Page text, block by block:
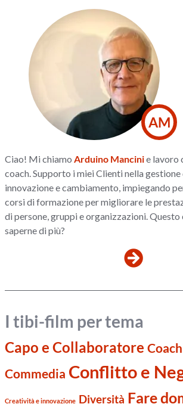
AM
Ciao! Mi chiamo Arduino Mancinie lavoro
coach. Supporto i miei Clienti nella
innovazione e cambiamento, impiegando
corsi di formazione per migliorare le
di persone, gruppi e organizzazioni. Questo
saperne di più?
I tibi-film per tema
Capo e Collaboratore
Commedia Conflitto e
Creatività e innovazione Diversità Fare